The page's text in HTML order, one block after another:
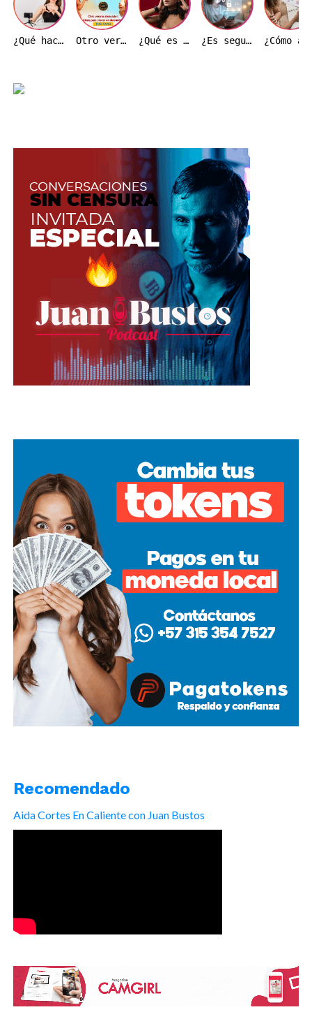
¿Qué hace realmente una modelo webcam durante una transmisión? Otro verano ardiente: Ideas de transmisión para hacer crecer tu base de fans ¿Qué es el BDSM y por qué es importante entenderlo correctamente? ¿Es seguro trabajar como modelo webcam en Colombia?
Recomendado
Aida Cortes En Caliente con Juan Bustos